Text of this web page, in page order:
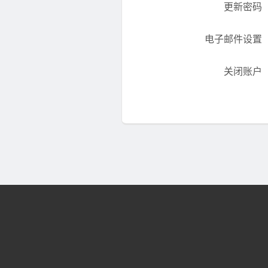
更新密码
电子邮件设置
关闭账户